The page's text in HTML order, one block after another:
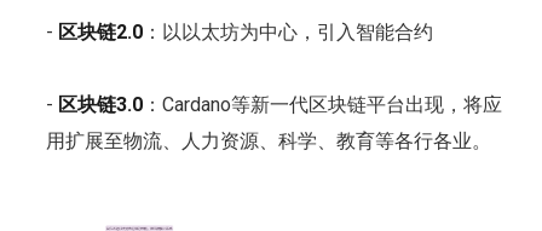
- 区块链2.0：以以太坊为中心，引入智能合约
- 区块链3.0：Cardano等新一代区块链平台出现，将应
用扩展至物流、人力资源、科学、教育等各行各业。